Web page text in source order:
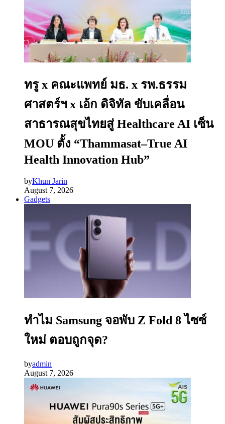
ทรู x คณะแพทย์ มธ. x รพ.ธรรม
ศาสตร์ฯ x เอ้ก ดิจิทัล ขับเคลื่อน
สาธารณสุขไทยสู่ Healthcare AI เซ็น
MOU ตั้ง “Thammasat–True AI
Health Innovation Hub”
byKhun Jarin
August 7, 2026
Gadgets
ทำไม Samsung จอพับ Z Fold 8 ไซซ์
ใหม่ ตอบถูกจุด?
byadmin
August 7, 2026